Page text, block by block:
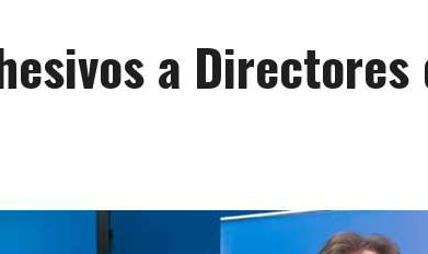
a Directores